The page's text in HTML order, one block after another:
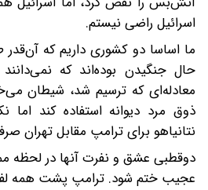
اسرائیل راضی نیستم.
ما اساسا دو کشوری داریم که
حال جنگیدن بوده‌اند که
معادله‌ای که ترسیم شد، شیطان
ذوق مرد دیوانه استفاده کند
نتانیاهو برای ترامپ مقابل تهران
دوقطبی عشق و نفرت آنها در
عجیب ختم شود. ترامپ پشت همه